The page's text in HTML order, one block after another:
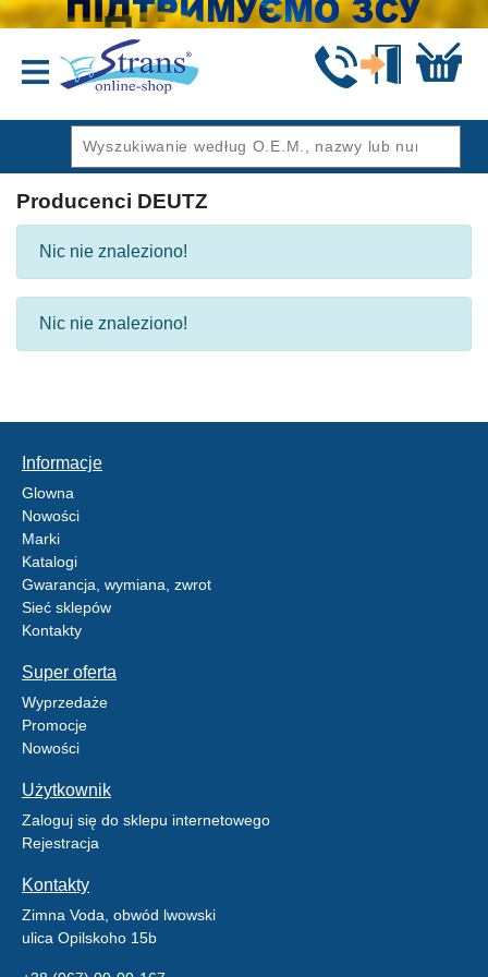
Producenci DEUTZ
Nic nie znaleziono!
Nic nie znaleziono!
Informacje
Glowna
Nowości
Marki
Katalogi
Gwarancja, wymiana, zwrot
Sieć sklepów
Kontakty
Super oferta
Wyprzedaże
Promocje
Nowości
Użytkownik
Zaloguj się do sklepu internetowego
Rejestracja
Kontakty
Zimna Voda, obwód lwowski
ulica Opilskoho 15b